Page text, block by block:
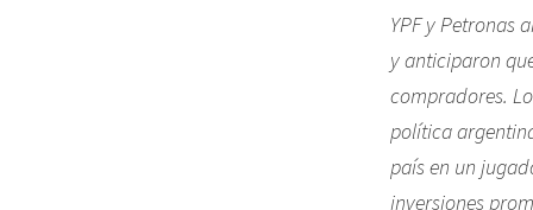
YPF y Petronas
y anticiparon
compradores.
política
país en un
inversiones